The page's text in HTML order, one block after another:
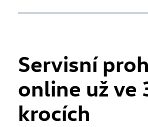
Servisní
online už ve
krocích